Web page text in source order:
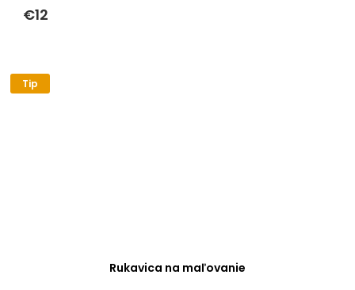
€12
Tip
Rukavica na maľovanie